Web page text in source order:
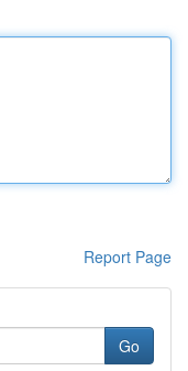
Report Page
Go